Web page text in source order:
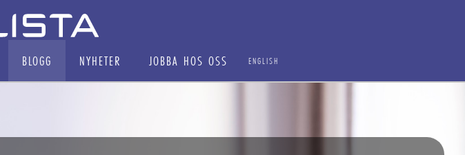
BLOGG NYHETER JOBBA HOS OSS ENGLISH